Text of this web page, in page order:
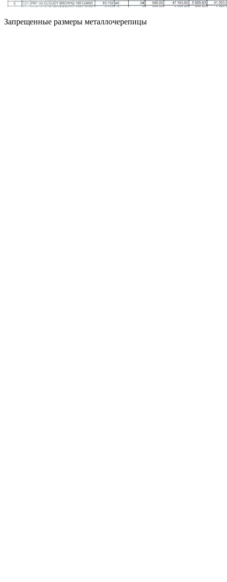
Запрещенные размеры металлочерепицы